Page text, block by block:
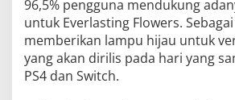
96,5% pengguna mendukung
untuk Everlasting Flowers.
memberikan lampu hijau untuk
yang akan dirilis pada hari yang
PS4 dan Switch.